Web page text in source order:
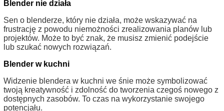
Blender nie działa
Sen o blenderze, który nie działa, może wskazywać na
frustrację z powodu niemożności zrealizowania planów lub
projektów. Może to być znak, że musisz zmienić podejście
lub szukać nowych rozwiązań.
Blender w kuchni
Widzenie blendera w kuchni we śnie może symbolizować
twoją kreatywność i zdolność do tworzenia czegoś nowego z
dostępnych zasobów. To czas na wykorzystanie swojego
potencjału.